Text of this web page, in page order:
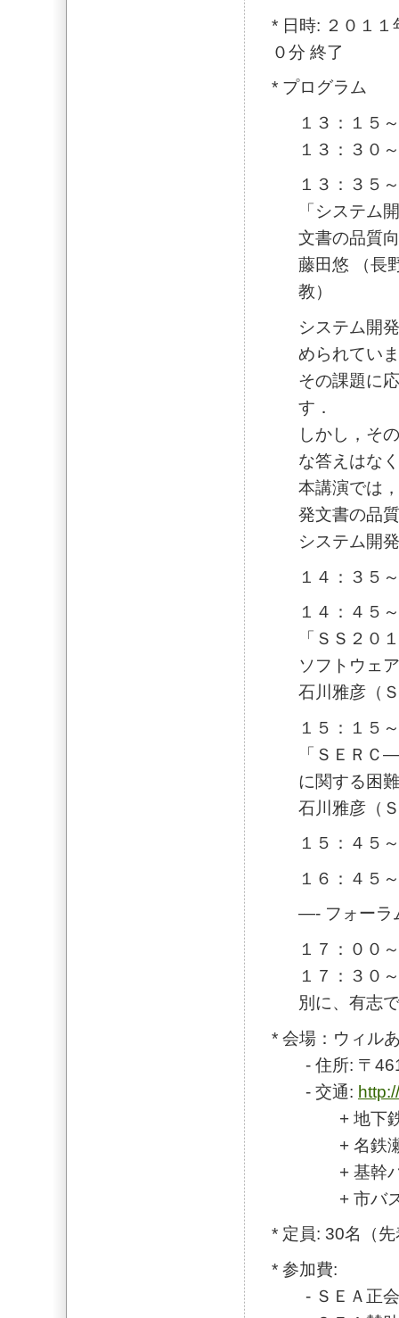
* 日時: ２０１
０分 終了
* プログラム
１３：
１３：３０
１３：３５
「システム
文書の品質
藤田悠 （長
教）
システム開
められてい
その課題に
す．
しかし，そ
な答えはな
本講演では
発文書の品
システム開
１４：３５
１４：４５
「ＳＳ２０
ソフトウェ
石川雅彦（
１５：１５
「ＳＥＲＣ
に関する困
石川雅彦（
１５：４５
１６：４５
—- フォーラ
１７：
１７：３
別に、有志
* 会場：ウィル
- 住所: 〒
- 交通:
+ 地下鉄「
+ 名鉄瀬戸
+ 基幹バス
+ 市バス幹
* 定員: 30名（
* 参加費:
- ＳＥＡ正会